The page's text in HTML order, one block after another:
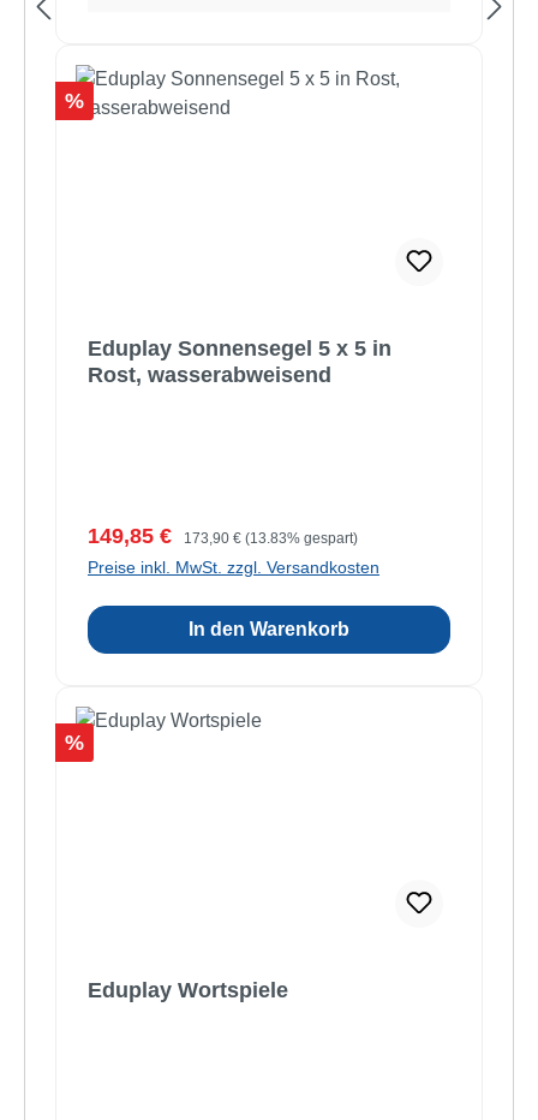
Rabatt
%
Eduplay Sonnensegel 5 x 5 in
Rost, wasserabweisend
Verkaufspreis:
149,85 € Regulärer Preis:
173,90 € (13.83% gespart)
Preise inkl. MwSt. zzgl. Versandkosten
In den Warenkorb
Rabatt
%
Eduplay Wortspiele